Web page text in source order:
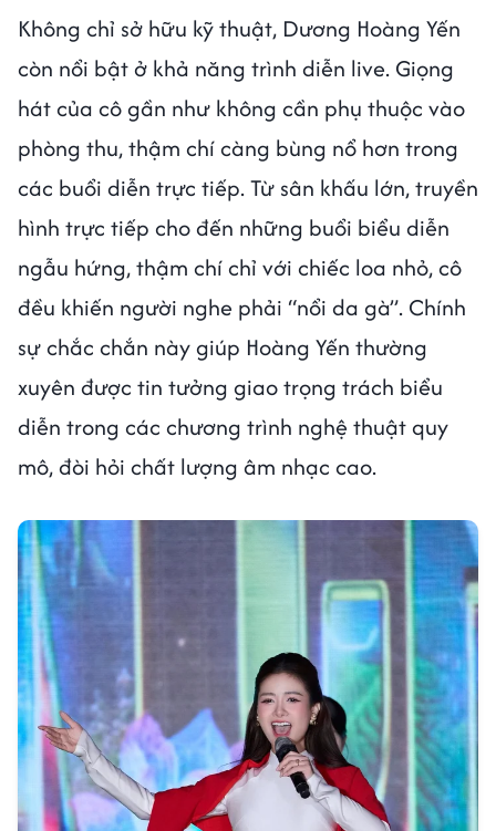
Không chỉ sở hữu kỹ thuật, Dương Hoàng Yến
còn nổi bật ở khả năng trình diễn live. Giọng
hát của cô gần như không cần phụ thuộc vào
phòng thu, thậm chí càng bùng nổ hơn trong
các buổi diễn trực tiếp. Từ sân khấu lớn, truyền
hình trực tiếp cho đến những buổi biểu diễn
ngẫu hứng, thậm chí chỉ với chiếc loa nhỏ, cô
đều khiến người nghe phải “nổi da gà”. Chính
sự chắc chắn này giúp Hoàng Yến thường
xuyên được tin tưởng giao trọng trách biểu
diễn trong các chương trình nghệ thuật quy
mô, đòi hỏi chất lượng âm nhạc cao.